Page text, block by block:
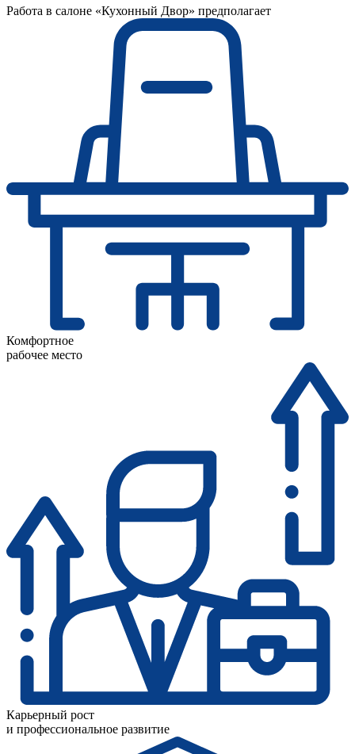
Работа в салоне «Кухонный Двор» предполагает
Комфортное
рабочее место
Карьерный рост
и професси­ональное развитие